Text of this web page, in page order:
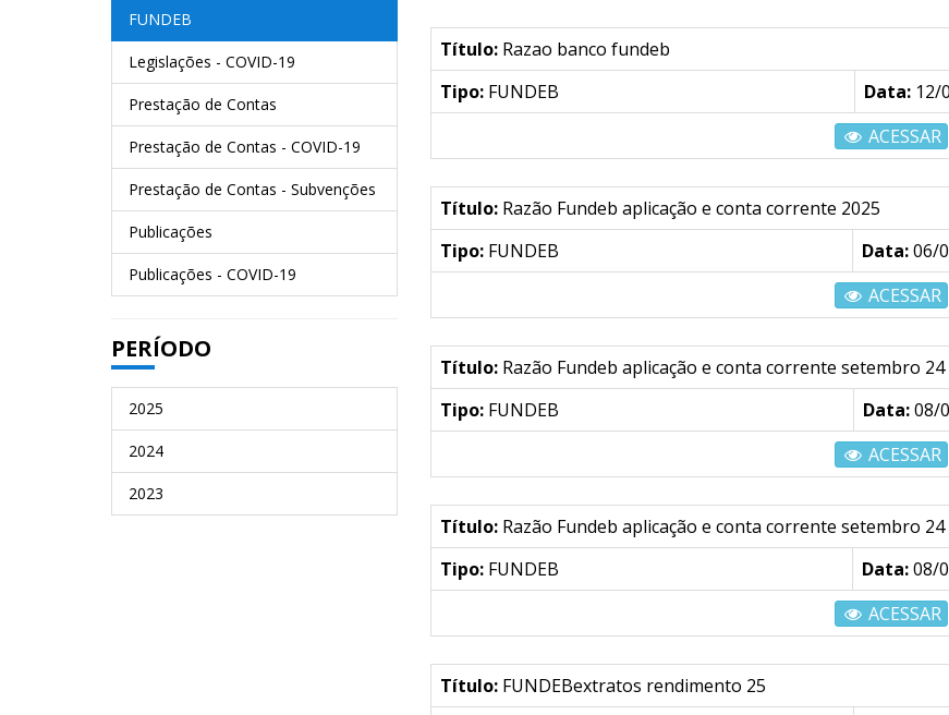
FUNDEB
Legislações - COVID-19
Prestação de Contas
Prestação de Contas - COVID-19
Prestação de Contas - Subvenções
Publicações
Publicações - COVID-19
PERÍODO
2025
2024
2023
Título:Razao banco fundeb
Tipo:FUNDEB Data:12/
ACESSAR
Título:Razão Fundeb aplicação e conta corrente 2025
Tipo:FUNDEB Data:06/
ACESSAR
Título:Razão Fundeb aplicação e conta corrente setembro 24
Tipo:FUNDEB Data:08/
ACESSAR
Título:Razão Fundeb aplicação e conta corrente setembro 24
Tipo:FUNDEB Data:08/
ACESSAR
Título:FUNDEBextratos rendimento 25